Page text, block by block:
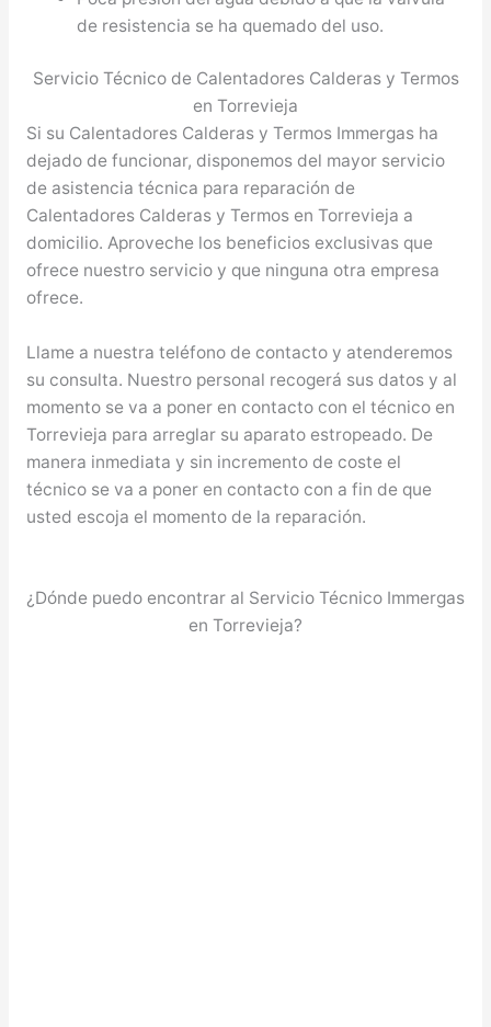
de resistencia se ha quemado del uso.
Servicio Técnico de Calentadores Calderas y Termos
en Torrevieja
Si su Calentadores Calderas y Termos Immergas ha
dejado de funcionar, disponemos del mayor servicio
de asistencia técnica para reparación de
Calentadores Calderas y Termos en Torrevieja a
domicilio. Aproveche los beneficios exclusivas que
ofrece nuestro servicio y que ninguna otra empresa
ofrece.
Llame a nuestra teléfono de contacto y atenderemos
su consulta. Nuestro personal recogerá sus datos y al
momento se va a poner en contacto con el técnico en
Torrevieja para arreglar su aparato estropeado. De
manera inmediata y sin incremento de coste el
técnico se va a poner en contacto con a fin de que
usted escoja el momento de la reparación.
¿Dónde puedo encontrar al Servicio Técnico Immergas
en Torrevieja?